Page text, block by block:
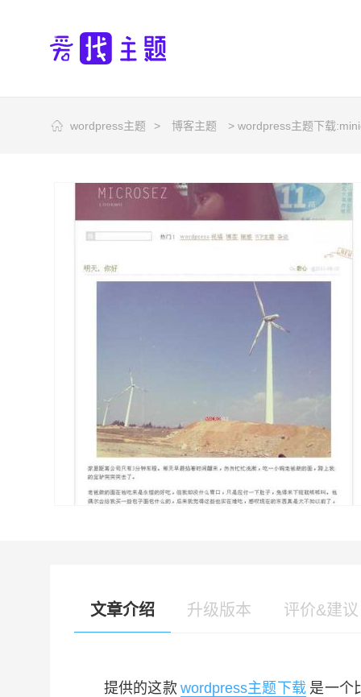
wordpress主题 > 博客主题 > wordpress主题下载
文章介绍 升级版本 评价&建议
提供的这款 wordpress主题下载 是一个